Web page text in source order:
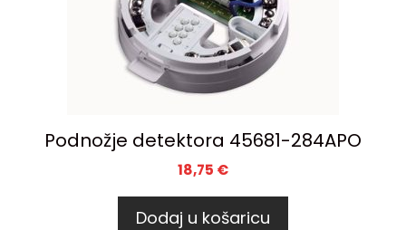
Podnožje detektora 45681-284APO
18,75 €
Dodaj u košaricu